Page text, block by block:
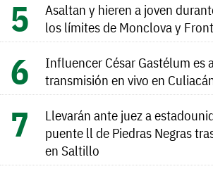
Asaltan y hieren a joven
los límites de Monclova y
Influencer César Gastélum es
transmisión en vivo en
Llevarán ante juez a
puente ll de Piedras Negras
en Saltillo